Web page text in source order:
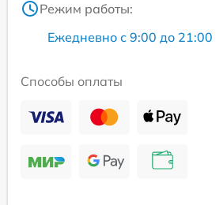
Режим работы:
Ежедневно с 9:00 до 21:00
Способы оплаты